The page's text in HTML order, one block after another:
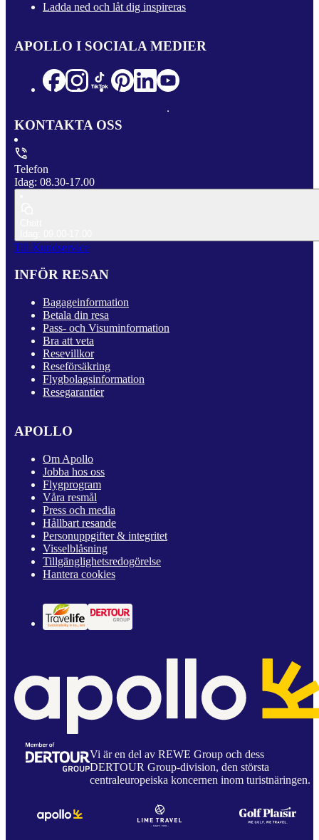
Ladda ned och låt dig inspireras
APOLLO I SOCIALA MEDIER
KONTAKTA OSS
Telefon
Idag: 08.30-17.00
Till Kundservice
INFÖR RESAN
Bagageinformation
Betala din resa
Pass- och Visuminformation
Bra att veta
Resevillkor
Reseförsäkring
Flygbolagsinformation
Resegarantier
APOLLO
Om Apollo
Jobba hos oss
Flygprogram
Våra resmål
Press och media
Hållbart resande
Personuppgifter & integritet
Visselblåsning
Tillgänglighetsredogörelse
Hantera cookies
Vi är en del av REWE Group och dess
DERTOUR Group-division, den största
centraleuropeiska koncernen inom turistnäringen.